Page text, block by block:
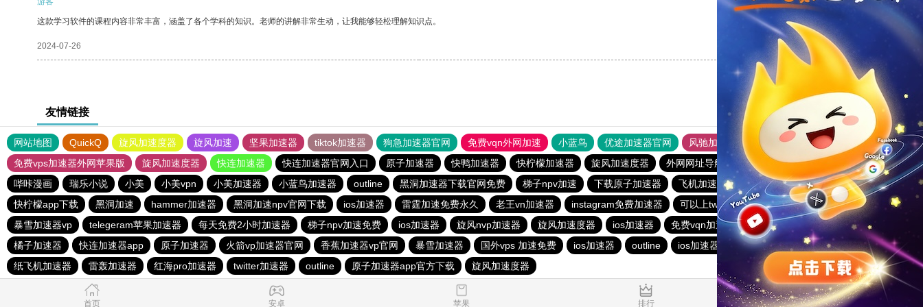
这款学习软件的课程内容非常丰富，涵盖了各个学科的知识。老师的讲解非常生动，让我能够轻松理解知识点。
2024-07-26 支持
友情链接
网站地图 QuickQ 旋风加速度器 旋风加速 坚果加速器 tiktok加速器 狗急加速器官网 免费vqn外网加速 小蓝鸟 优途加速器官网 风驰加速器
旋风加速器
免费vps加速器外网苹果版
旋风加速度器 快连加速器 快连加速器官网入口 原子加速器 快鸭加速器 快柠檬加速器 旋风加速度器 外网网址导航 软件中心 雷霆加速
狂飙加速器
哔咔漫画
瑞乐小说 小美 小美vpn 小美加速器 小蓝鸟加速器 outline 黑洞加速器下载官网免费 梯子npv加速 下载原子加速器 飞机加速器 老王vp官网
老王vqn加速
快柠檬app下载
黑洞加速 hammer加速器 黑洞加速npv官网下载 ios加速器 雷霆加速免费永久 老王vn加速器 instagram免费加速器 可以上twitter的免费加速器
旋风加速
暴雪加速器vp
telegeram苹果加速器 每天免费2小时加速器 梯子npv加速免费 ios加速器 旋风nvp加速器 旋风加速度器 ios加速器 免费vqn加速试用 快联加速器
quickq
橘子加速器
快连加速器app 原子加速器 火箭vp加速器官网 香蕉加速器vp官网 暴雪加速器 国外vps 加速免费 ios加速器 outline ios加速器 加速器哪个好用
飞驰加速器
纸飞机加速器
雷轰加速器 红海pro加速器 twitter加速器 outline 原子加速器app官方下载 旋风加速度器
首页 安卓 苹果 排行 推荐